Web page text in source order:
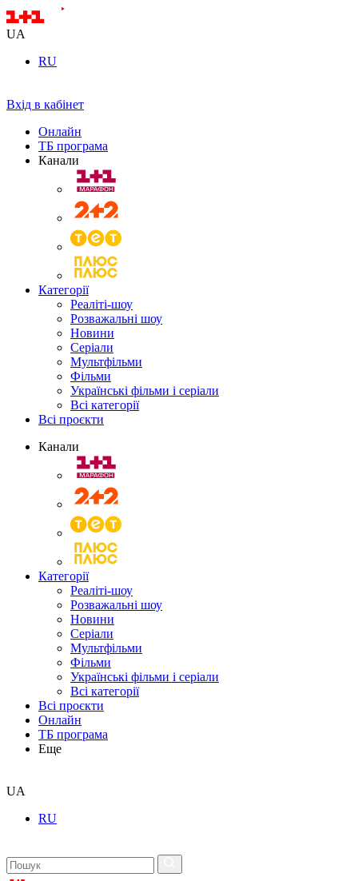
UA
RU
Вхід в кабінет
Онлайн
ТБ програма
Канали
Категорії
Реаліті-шоу
Розважальні шоу
Новини
Серіали
Мультфільми
Фільми
Українські фільми і серіали
Всі категорії
Всі проєкти
Канали
Категорії
Реаліті-шоу
Розважальні шоу
Новини
Серіали
Мультфільми
Фільми
Українські фільми і серіали
Всі категорії
Всі проєкти
Онлайн
ТБ програма
Еще
UA
RU